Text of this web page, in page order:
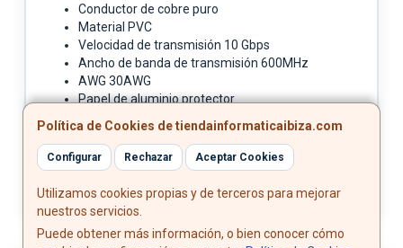
Conductor de cobre puro
Material PVC
Velocidad de transmisión 10 Gbps
Ancho de banda de transmisión 600MHz
AWG 30AWG
Papel de aluminio protector
Política de Cookies de tiendainformaticaibiza.com
Configurar Rechazar Aceptar Cookies
Utilizamos cookies propias y de terceros para mejorar
nuestros servicios.
Puede obtener más información, o bien conocer cómo